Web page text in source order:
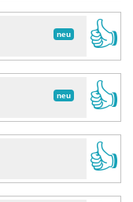
neu
👍
neu
👍
👍